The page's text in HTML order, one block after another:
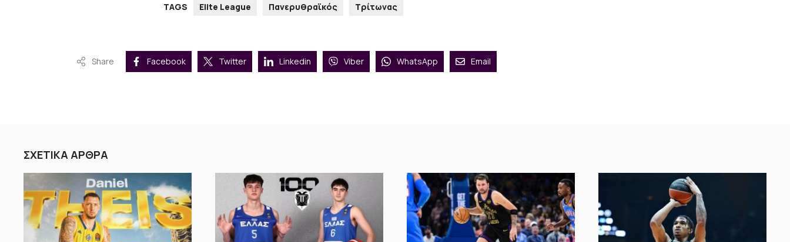
TAGS Elite League Πανερυθραϊκός Τρίτωνας
Share Facebook Twitter Linkedin Viber WhatsApp Email
ΣΧΕΤΙΚΑ ΑΡΘΡΑ